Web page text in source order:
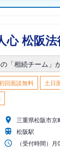
心 松阪
「相続チーム」
回面談無料
土日
三重県松阪市
松阪駅
（受付時間） 月